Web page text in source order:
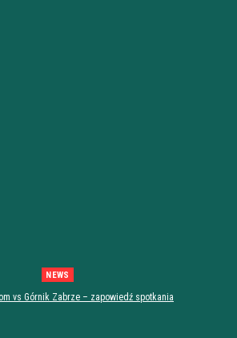
NEWS
vs Górnik Zabrze – zapowiedź spotkania